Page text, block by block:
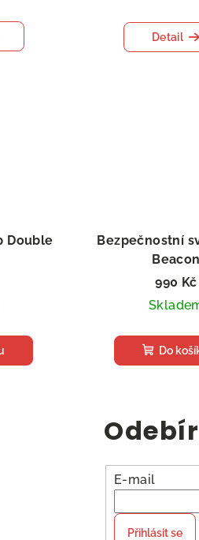
Detail
Double
Bezpečnostní
Beacon
990 Kč
Do
E-mail
Přihlásit se